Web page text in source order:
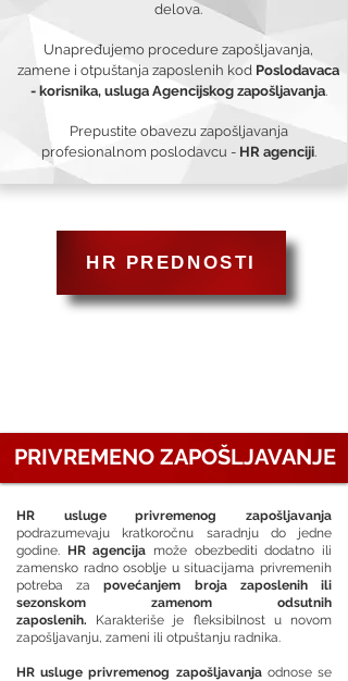
HR PREDNOSTI
delova.
Unapređujemo procedure zapošljavanja,
zamene i otpuštanja zaposlenih kod Poslodavaca
- korisnika, usluga Agencijskog zapošljavanja.
Prepustite obavezu zapošljavanja
profesionalnom poslodavcu - HR agenciji.
PRIVREMENO ZAPOŠLJAVANJE
HR usluge privremenog zapošljavanja
podrazumevaju kratkoročnu saradnju do jedne
godine. HR agencija može obezbediti dodatno ili
zamensko radno osoblje u situacijama privremenih
potreba zapovećanjem broja zaposlenih ili
sezonskom zamenom odsutnih
zaposlenih. Karakteriše je fleksibilnost u novom
zapošljavanju, zameni ili otpuštanju radnika.
HR usluge privremenog zapošljavanja odnose se